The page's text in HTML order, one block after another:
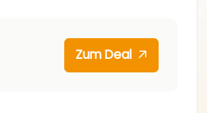
Zum Deal